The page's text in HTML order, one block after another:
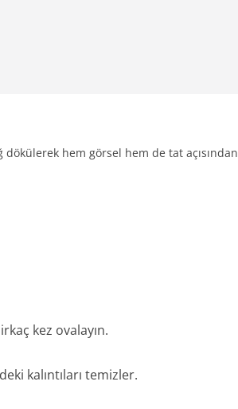
hem görsel hem de tat açısından
kez ovalayın.
kalıntıları temizler.